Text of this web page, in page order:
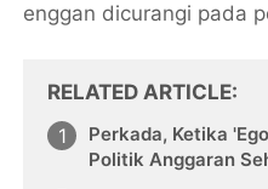
enggan dicurangi pada
RELATED ARTICLE
Perkada, Ketika
Politik Anggaran